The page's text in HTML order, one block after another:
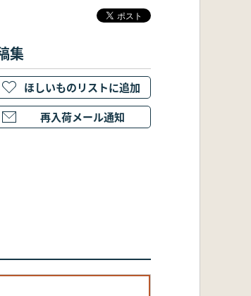
集
ほしいものリストに追加
再入荷メール通知